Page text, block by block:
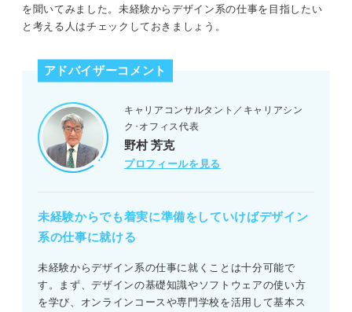
を聞いてみました。未経験からデザイン系の仕事を目指したい
と考える人はチェックしておきましょう。
アドバイザーコメント
キャリアコンサルタント／キャリアシン
ク･オフィス代表
野村 芳克
プロフィールを見る
未経験からでも着実に準備をしていけばデザイン
系の仕事に就ける
未経験からデザイン系の仕事に就くことは十分可能で
す。まず、デザインの基礎知識やソフトウェアの使い方
を学び、オンラインコースや専門学校を活用して基本ス